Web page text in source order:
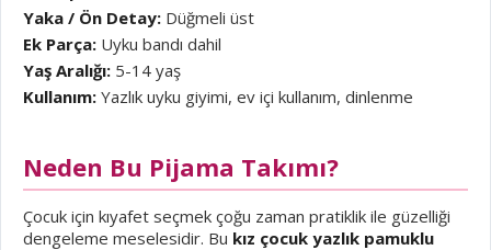
Yaka / Ön Detay: Düğmeli üst
Ek Parça: Uyku bandı dahil
Yaş Aralığı: 5-14 yaş
Kullanım: Yazlık uyku giyimi, ev içi kullanım, dinlenme
Neden Bu Pijama Takımı?
Çocuk için kıyafet seçmek çoğu zaman pratiklik ile güzelliği
dengeleme meselesidir. Bu kız çocuk yazlık pamuklu